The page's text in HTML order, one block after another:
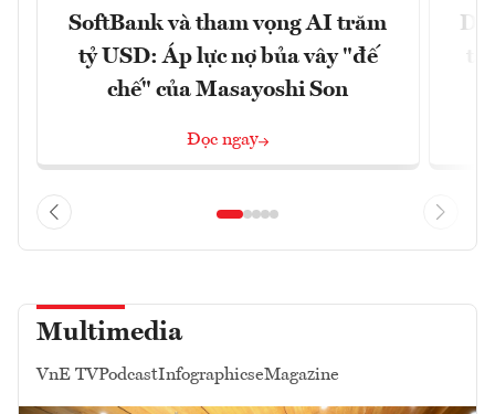
SoftBank và tham vọng AI trăm
tỷ USD: Áp lực nợ bủa vây "đế
chế" của Masayoshi Son
Đọc ngay
Multimedia
VnE TVPodcastInfographicseMagazine